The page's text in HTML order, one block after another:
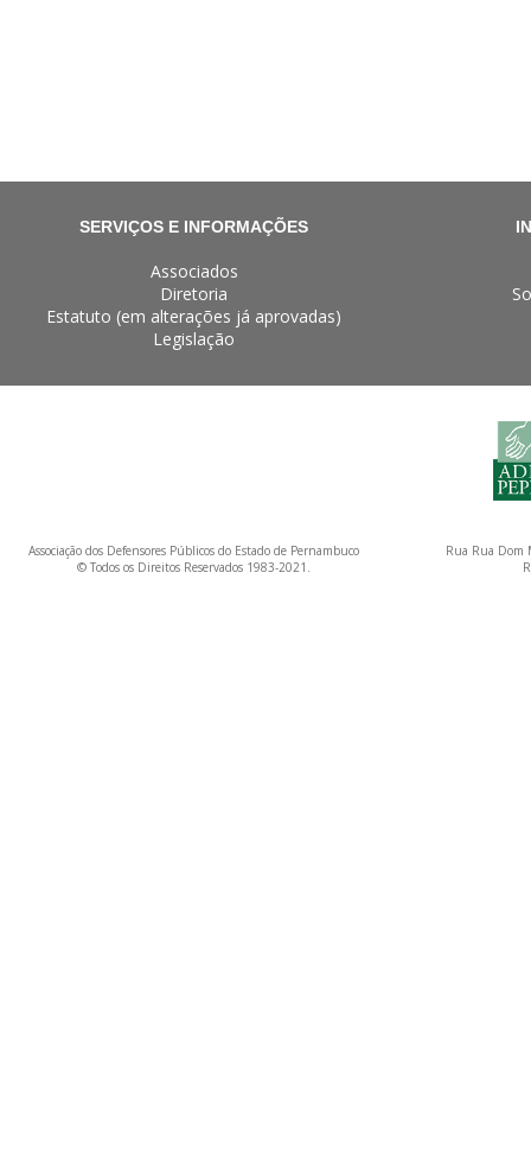
SERVIÇOS E INFORMAÇÕES
Associados
Diretoria
Estatuto (em alterações já aprovadas)
Legislação
Associação dos Defensores Públicos do Estado de Pernambuco
© Todos os Direitos Reservados 1983-2021.
Rua Rua Dom